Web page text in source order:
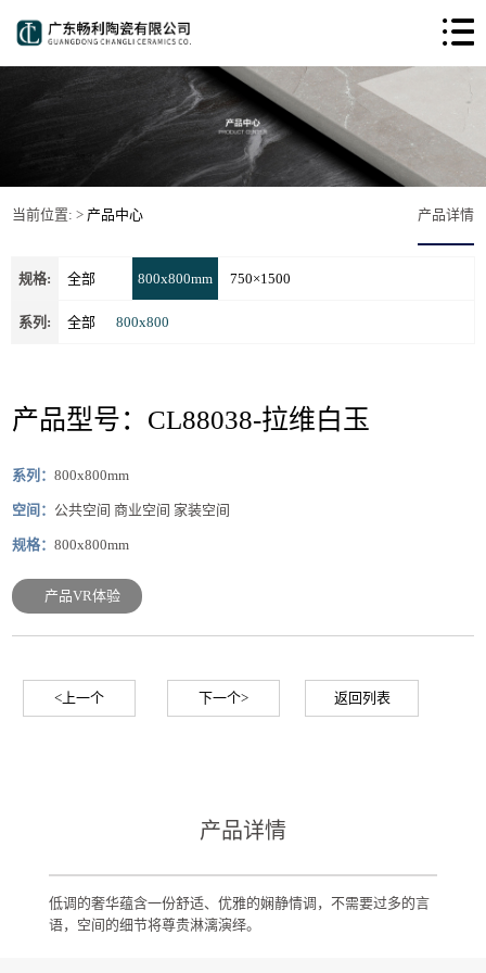
当前位置: > 产品中心 产品详情
规格: 全部 800x800mm 750×1500
系列: 全部 800x800
产品型号：CL88038-拉维白玉
系列：800x800mm
空间： 公共空间 商业空间 家装空间
规格：800x800mm
产品VR体验
<上一个 下一个> 返回列表
产品详情
低调的奢华蕴含一份舒适、优雅的娴静情调，不需要过多的言
语，空间的细节将尊贵淋漓演绎。